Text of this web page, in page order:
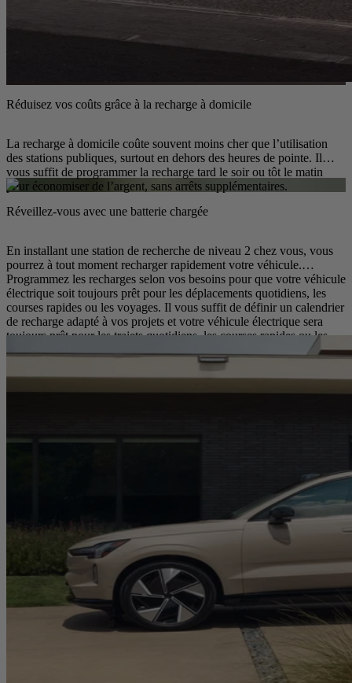
Réduisez vos coûts grâce à la recharge à domicile
La recharge à domicile coûte souvent moins cher que l’utilisation
des stations publiques, surtout en dehors des heures de pointe. Il
vous suffit de programmer la recharge tard le soir ou tôt le matin
pour économiser de l’argent, sans arrêts supplémentaires.
Réveillez-vous avec une batterie chargée
En installant une station de recherche de niveau 2 chez vous, vous
pourrez à tout moment recharger rapidement votre véhicule.
Programmez les recharges selon vos besoins pour que votre véhicule
électrique soit toujours prêt pour les déplacements quotidiens, les
courses rapides ou les voyages. Il vous suffit de définir un calendrier
de recharge adapté à vos projets et votre véhicule électrique sera
toujours prêt pour les trajets quotidiens, les courses rapides ou les
voyages en voiture.